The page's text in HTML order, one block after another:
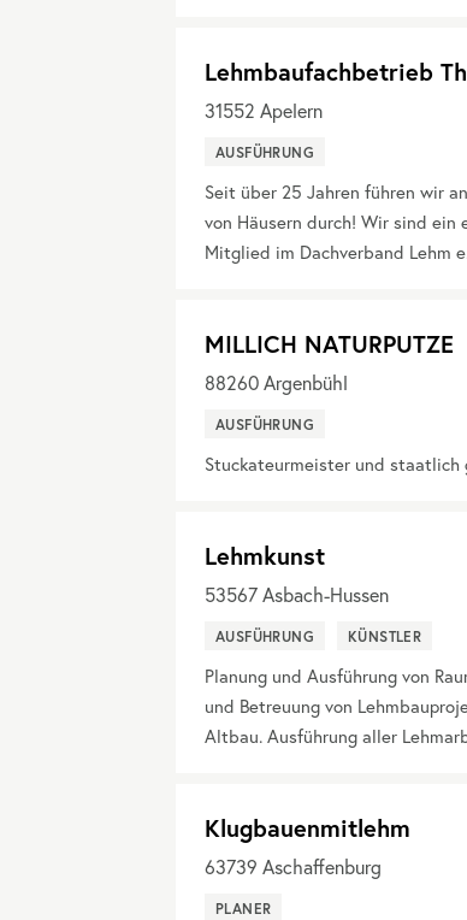
Lehmbaufachbetrieb
31552 Apelern
AUSFÜHRUNG
Seit über 25 Jahren führen wir
von Häusern durch! Wir sind
Mitglied im Dachverband Lehm
MILLICH NATURPUTZE
88260Argenbühl
AUSFÜHRUNG
Stuckateurmeister und
Lehmkunst
53567Asbach-Hussen
AUSFÜHRUNG KÜNSTLER
Planung und Ausführung von
und Betreuung von
Altbau. Ausführung aller
Klugbauenmitlehm
63739 Aschaffenburg
PLANER